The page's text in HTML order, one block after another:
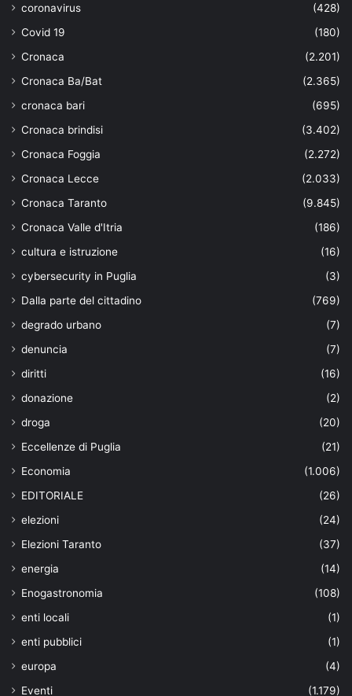
coronavirus
(428)
Covid 19
(180)
Cronaca
(2.201)
Cronaca Ba/Bat
(2.365)
cronaca bari
(695)
Cronaca brindisi
(3.402)
Cronaca Foggia
(2.272)
Cronaca Lecce
(2.033)
Cronaca Taranto
(9.845)
Cronaca Valle d'Itria
(186)
cultura e istruzione
(16)
cybersecurity in Puglia
(3)
Dalla parte del cittadino
(769)
degrado urbano
(7)
denuncia
(7)
diritti
(16)
donazione
(2)
droga
(20)
Eccellenze di Puglia
(21)
Economia
(1.006)
EDITORIALE
(26)
elezioni
(24)
Elezioni Taranto
(37)
energia
(14)
Enogastronomia
(108)
enti locali
(1)
enti pubblici
(1)
europa
(4)
Eventi
(1.179)